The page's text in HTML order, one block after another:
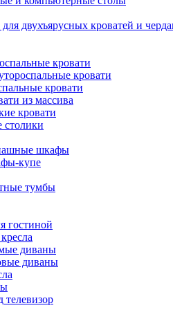
двухъярусных кроватей и
кровати
кровати
кровати
из массива
кровати
столики
шкафы
купе
тумбы
гостиной
диваны
диваны